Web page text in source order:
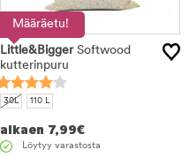
Määräetu!
Little&BiggerSoftwood
kutterinpuru
30L 110 L
alkaen 7,99€
Löytyy varastosta